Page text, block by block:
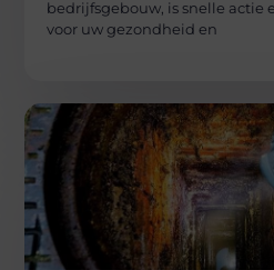
bedrijfsgebouw, is snelle actie
voor uw gezondheid en